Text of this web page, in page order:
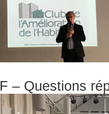
F – Questions